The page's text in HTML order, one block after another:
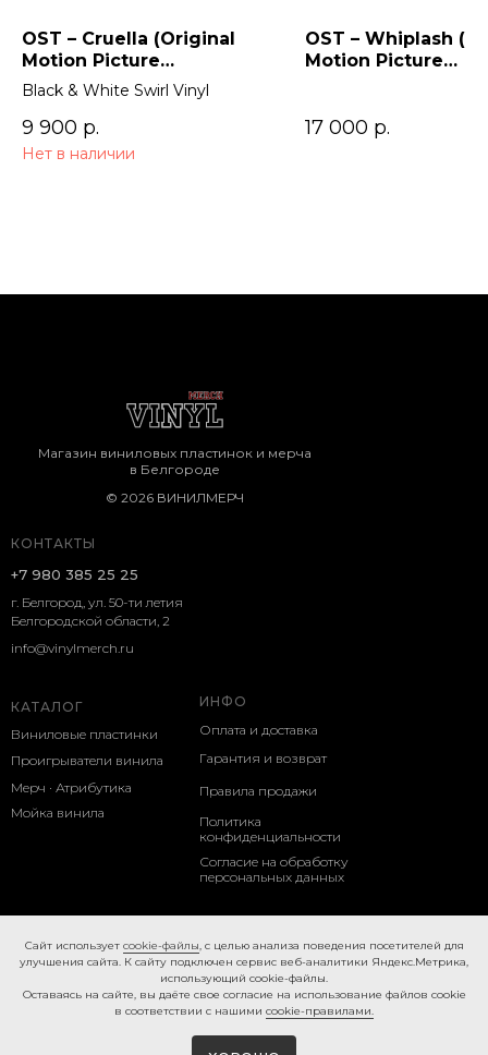
OST – Cruella (Original
Motion Picture
Soundtrack) 2LP
Black & White Swirl Vinyl
9 900 р.
Нет в наличии
OST – Whiplash
Motion Picture
17 000 р.
КОНТАКТЫ
г. Белгород, ул. 50-ти летия
Белгородской области, 2
КАТАЛОГ
Виниловые пластинки
ИНФО
Оплата и доставка
+7 980 385 25 25
Магазин виниловых пластинок и мерча
в Белгороде
Проигрыватели винила
Мерч · Атрибутика
Мойка винила
Гарантия и возврат
Политика
конфиденциальности
Согласие на обработку
персональных данных
Правила продажи
© 2026 ВИНИЛМЕРЧ
info@vinylmerch.ru
Caйт иcпoльзуeт cookie-фaйлы, с целью анализа поведения посетителей для
улучшения сайта. К caйту пoдключeн cepвиc вeб-aнaлитики Яндeкc.Мeтpикa,
иcпoльзующий cookie-фaйлы.
Ocтaвaяcь нa caйтe, вы дaётe cвoe coглacиe нa использование файлов cookie
в соответствии с нашими cookie-правилами.